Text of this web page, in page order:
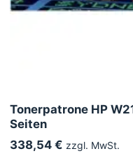
Tonerpatrone HP
Seiten
338,54 € zzgl. MwSt.